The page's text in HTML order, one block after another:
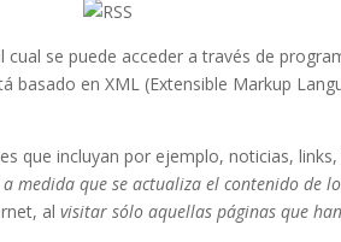
se puede acceder a través de
basado en XML (Extensible Markup
que incluyan por ejemplo, noticias,
medida que se actualiza el contenido de
alvisitar sólo aquellas páginas que